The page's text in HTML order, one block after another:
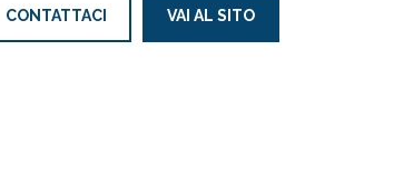
CONTATTACI VAI AL SITO